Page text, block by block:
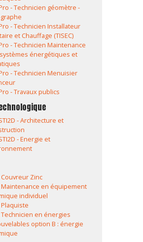
- Technicien géomètre -
- Technicien Installateur
et Chauffage (TISEC)
- Technicien Maintenance
énergétiques et
- Technicien Menuisier
- Travaux publics
- Architecture et
- Energie et
Couvreur Zinc
Maintenance en équipement
individuel
Plaquiste
Technicien en énergies
option B : énergie